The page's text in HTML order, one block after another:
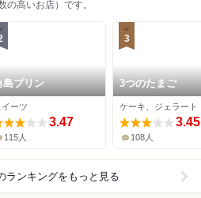
の高いお店）です。
島プリン
イーツ
3.47
115人
3
3つのたまご
3.45
108人
ランキングをもっと見る